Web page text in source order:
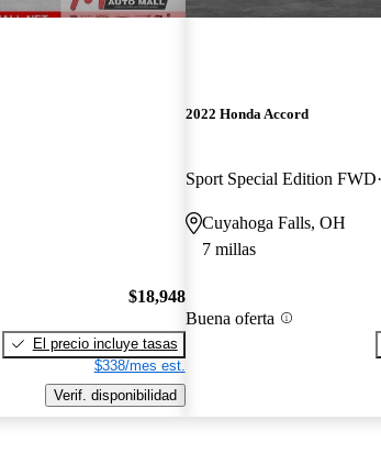
$18,948
El precio incluye tasas
$338/mes est.
Verif. disponibilidad
2022 Honda Accord
Sport Special Edition FWD
Cuyahoga Falls, OH
7 millas
Buena oferta